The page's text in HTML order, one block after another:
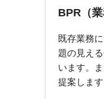
BPR（業
既存業務
題の見え
います。
提案します